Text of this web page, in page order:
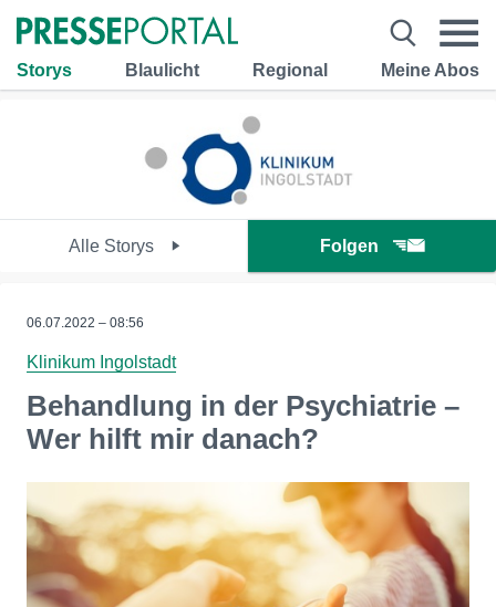
Storys Blaulicht Regional Meine Abos
Alle Storys Folgen
06.07.2022 – 08:56
Klinikum Ingolstadt
Behandlung in der Psychiatrie –
Wer hilft mir danach?